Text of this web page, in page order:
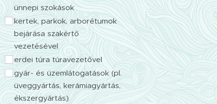
ünnepi szokások
kertek, parkok, arborétumok
bejárása szakértő
vezetésével
erdei túra túravezetővel
gyár- és üzemlátogatások (pl.
üveggyártás, kerámiagyártás,
ékszergyártás)